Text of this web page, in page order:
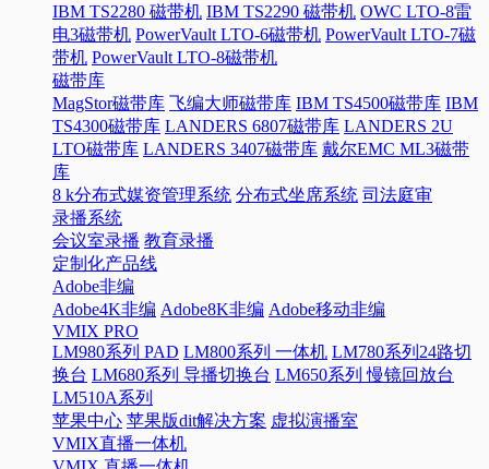
IBM TS2280 磁带机 IBM TS2290 磁带机 OWC LTO-8雷
电3磁带机 PowerVault LTO-6磁带机 PowerVault LTO-7磁
带机 PowerVault LTO-8磁带机
磁带库
MagStor磁带库 飞编大师磁带库 IBM TS4500磁带库 IBM
TS4300磁带库 LANDERS 6807磁带库 LANDERS 2U
LTO磁带库 LANDERS 3407磁带库 戴尔EMC ML3磁带
库
8 k分布式媒资管理系统 分布式坐席系统 司法庭审
录播系统
会议室录播 教育录播
定制化产品线
Adobe非编
Adobe4K非编 Adobe8K非编 Adobe移动非编
VMIX PRO
LM980系列 PAD LM800系列 一体机 LM780系列24路切
换台 LM680系列 导播切换台 LM650系列 慢镜回放台
LM510A系列
苹果中心 苹果版dit解决方案 虚拟演播室
VMIX直播一体机